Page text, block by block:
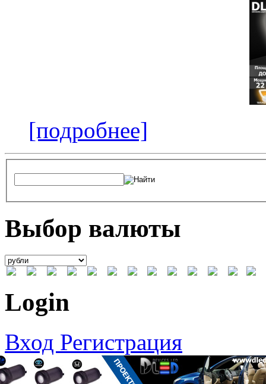
[подробнее]
Выбор валюты
Login
Вход Регистрация